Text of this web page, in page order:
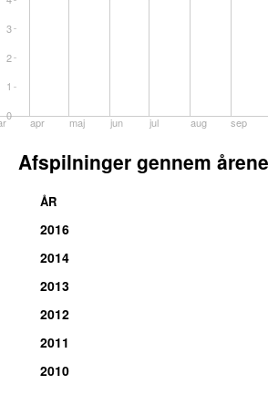
apr maj jun jul aug sep
0
1
2
3
Afspilninger gennem årene
ÅR
2016
2014
2013
2012
2011
2010